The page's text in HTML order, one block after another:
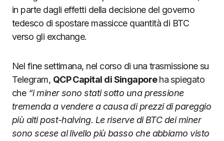
in parte dagli effetti della decisione del governo
tedesco di spostare massicce quantità di BTC
verso gli exchange.
Nel fine settimana, nel corso di una trasmissione su
Telegram, QCP Capital di Singaporeha spiegato
che“i miner sono stati sotto una pressione
tremenda a vendere a causa di prezzi di pareggio
più alti post-halving. Le riserve di BTC dei miner
sono scese al livello più basso che abbiamo visto